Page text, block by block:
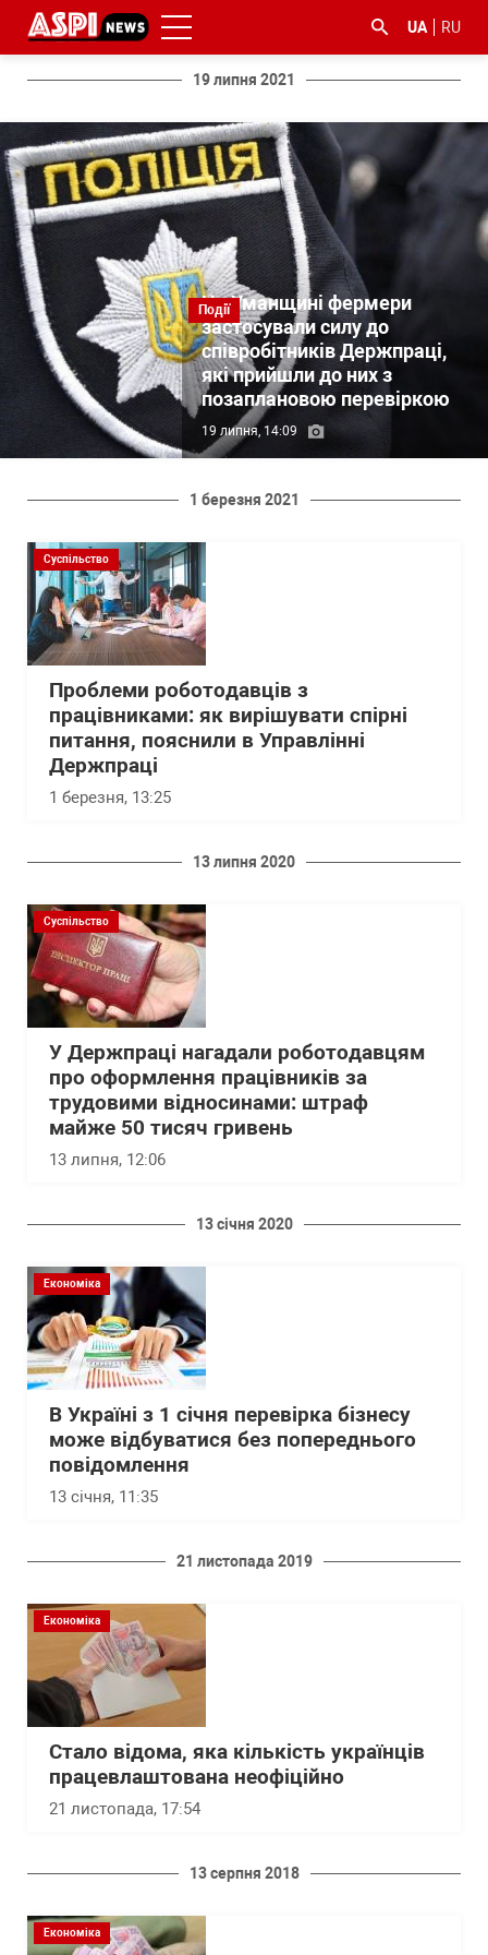
UA RU
19 липня 2021
Події
На Уманщині фермери
застосували силу до
співробітників Держпраці,
які прийшли до них з
позаплановою перевіркою
19 липня, 14:09
1 березня 2021
Суспільство
Проблеми роботодавців з
працівниками: як вирішувати спірні
питання, пояснили в Управлінні
Держпраці
1 березня, 13:25
13 липня 2020
Суспільство
У Держпраці нагадали роботодавцям
про оформлення працівників за
трудовими відносинами: штраф
майже 50 тисяч гривень
13 липня, 12:06
13 січня 2020
Економіка
В Україні з 1 січня перевірка бізнесу
може відбуватися без попереднього
повідомлення
13 січня, 11:35
21 листопада 2019
Економіка
Стало відома, яка кількість українців
працевлаштована неофіційно
21 листопада, 17:54
13 серпня 2018
Економіка
#ООС
#боротьба
корупцією
#ДФС #Київ #коронавірус